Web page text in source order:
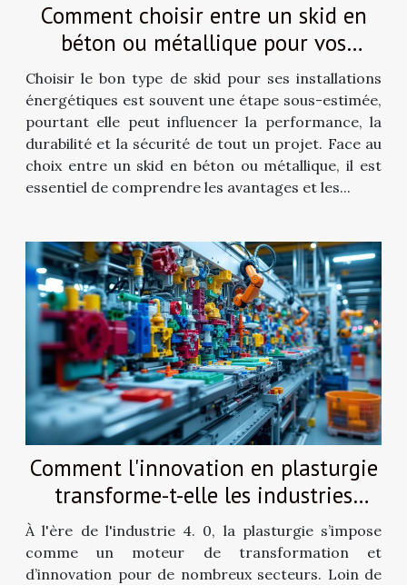
Comment choisir entre un skid en
béton ou métallique pour vos
besoins énergétiques ?
Choisir le bon type de skid pour ses installations
énergétiques est souvent une étape sous-estimée,
pourtant elle peut influencer la performance, la
durabilité et la sécurité de tout un projet. Face au
choix entre un skid en béton ou métallique, il est
essentiel de comprendre les avantages et les...
Comment l'innovation en plasturgie
transforme-t-elle les industries
modernes ?
À l'ère de l'industrie 4. 0, la plasturgie s’impose
comme un moteur de transformation et
d’innovation pour de nombreux secteurs. Loin de